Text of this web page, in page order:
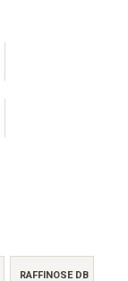
RAFFINOSE DB